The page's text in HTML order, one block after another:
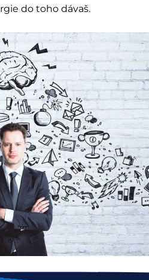
do toho dávaš.